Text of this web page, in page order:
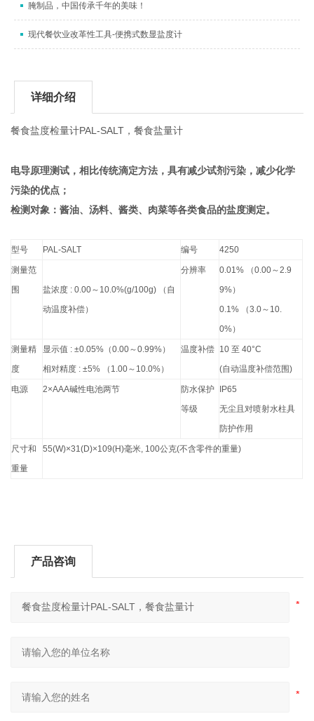
腌制品，中国传承千年的美味！
现代餐饮业改革性工具-便携式数显盐度计
详细介绍
餐食盐度检量计PAL-SALT ，餐食盐量计
电导原理测试，相比传统滴定方法，具有减少试剂污染，减少化学
污染的优点；
检测对象：酱油、汤料、酱类、肉菜等各类食品的盐度测定。
型号 PAL-SALT 编号 4250
测量范
围
盐浓度 : 0.00～10.0%(g/100g) （自
动温度补偿）
分辨率 0.01%
（0.00～2.9
9%）
0.1% （3.0～10.
0%）
测量精
度
显示值 : ±0.05%（0.00～0.99%）
相对精度 : ±5% （1.00～10.0%）
温度补偿 10至 40°C
(自动温度补偿范围)
电源 2×AAA碱性电池两节
防水保护
等级
IP65
无尘且对喷射水柱具
防护作用
尺寸和
重量
55(W)×31(D)×109(H)毫米, 100公克(不含零件的重量)
产品咨询